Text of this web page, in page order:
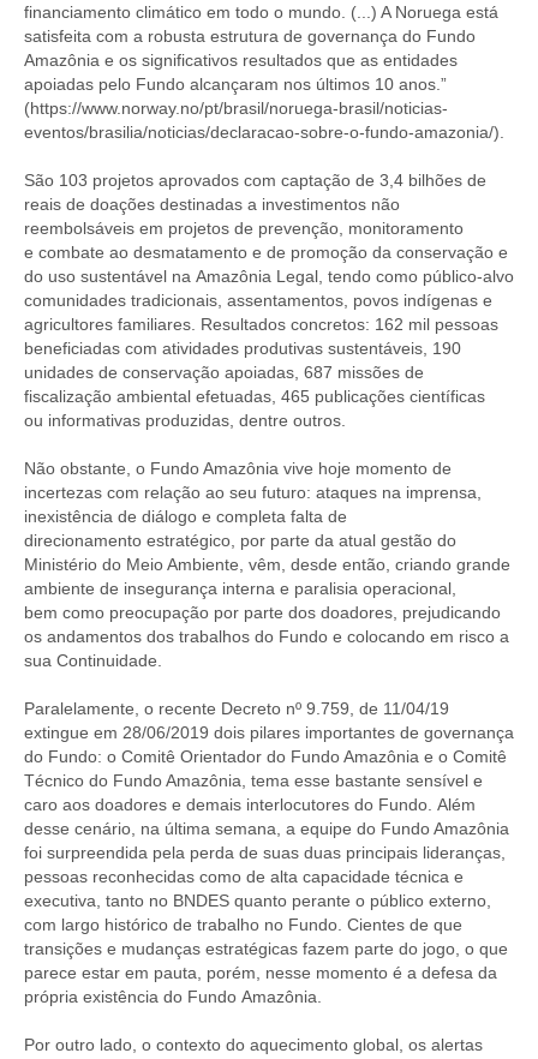
financiamento climático em todo o mundo. (...) A Noruega está
satisfeita com a robusta estrutura de governança do Fundo
Amazônia e os significativos resultados que as entidades
apoiadas pelo Fundo alcançaram nos últimos 10 anos.”
(https://www.norway.no/pt/brasil/noruega-brasil/noticias-
eventos/brasilia/noticias/declaracao-sobre-o-fundo-amazonia/).
São 103 projetos aprovados com captação de 3,4 bilhões de
reais de doações destinadas a investimentos não
reembolsáveis em projetos de prevenção, monitoramento
e combate ao desmatamento e de promoção da conservação e
do uso sustentável na Amazônia Legal, tendo como público-alvo
comunidades tradicionais, assentamentos, povos indígenas e
agricultores familiares. Resultados concretos: 162 mil pessoas
beneficiadas com atividades produtivas sustentáveis, 190
unidades de conservação apoiadas, 687 missões de
fiscalização ambiental efetuadas, 465 publicações científicas
ou informativas produzidas, dentre outros.
Não obstante, o Fundo Amazônia vive hoje momento de
incertezas com relação ao seu futuro: ataques na imprensa,
inexistência de diálogo e completa falta de
direcionamento estratégico, por parte da atual gestão do
Ministério do Meio Ambiente, vêm, desde então, criando grande
ambiente de insegurança interna e paralisia operacional,
bem como preocupação por parte dos doadores, prejudicando
os andamentos dos trabalhos do Fundo e colocando em risco a
sua Continuidade.
Paralelamente, o recente Decreto nº 9.759, de 11/04/19
extingue em 28/06/2019 dois pilares importantes de governança
do Fundo: o Comitê Orientador do Fundo Amazônia e o Comitê
Técnico do Fundo Amazônia, tema esse bastante sensível e
caro aos doadores e demais interlocutores do Fundo. Além
desse cenário, na última semana, a equipe do Fundo Amazônia
foi surpreendida pela perda de suas duas principais lideranças,
pessoas reconhecidas como de alta capacidade técnica e
executiva, tanto no BNDES quanto perante o público externo,
com largo histórico de trabalho no Fundo. Cientes de que
transições e mudanças estratégicas fazem parte do jogo, o que
parece estar em pauta, porém, nesse momento é a defesa da
própria existência do Fundo Amazônia.
Por outro lado, o contexto do aquecimento global, os alertas